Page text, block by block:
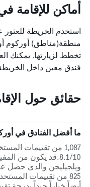
أماكن للإقامة
استخدم الخريطة للعثور
منطقة(مناطق) أوركوم
تخطط لزيارتها. يمكنك
فندق معين داخل
حقائق حول
ما أفضل الفنادق في
1,087 من تقييمات
8.1/10.قد يكون من